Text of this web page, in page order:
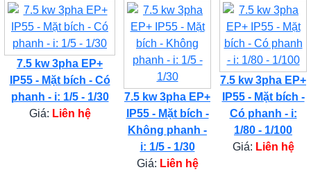
7.5 kw 3pha EP+
IP55 - Mặt bích - Có
phanh - i: 1/5 - 1/30
Giá: Liên hệ
7.5 kw 3pha EP+
IP55 - Mặt bích -
Không phanh -
i: 1/5 - 1/30
Giá: Liên hệ
7.5 kw 3pha EP+
IP55 - Mặt bích -
Có phanh - i:
1/80 - 1/100
Giá: Liên hệ